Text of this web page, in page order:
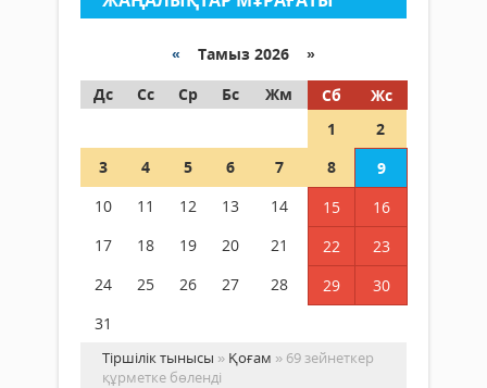
« Тамыз 2026 »
Дс
Сс Ср Бс Жм Сб
Жс
1
2
3
4 5 6 7 8
9
10
11 12 13 14 15
16
17
18 19 20 21 22
23
24
25 26 27 28 29
30
31
Тіршілік тынысы » Қоғам » 69 зейнеткер
құрметке бөленді